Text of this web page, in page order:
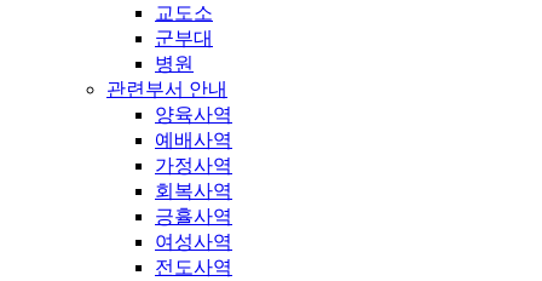
교도소
군부대
병원
관련부서 안내
양육사역
예배사역
가정사역
회복사역
긍휼사역
여성사역
전도사역